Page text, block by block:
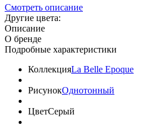
Смотреть описание
Другие цвета:
Описание
О бренде
Подробные характеристики
КоллекцияLa Belle Epoque
РисунокОднотонный
ЦветСерый